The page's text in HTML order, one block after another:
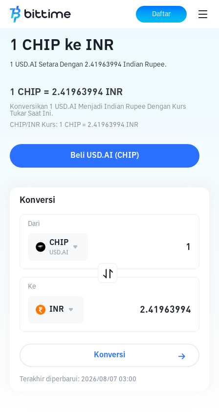
Daftar
Beranda Konverter Kripto ke INR
1 CHIP ke INR
1 USD.AI Setara Dengan 2.41963994 Indian Rupee.
1 CHIP = 2.41963994 INR
Konversikan 1 USD.AI Menjadi Indian Rupee Dengan Kurs
Tukar Saat Ini.
CHIP/INR Kurs: 1 CHIP = 2.41963994 INR
Beli USD.AI (CHIP)
Konversi
Dari
CHIP
USD.AI
Ke
INR
Konversi
Terakhir diperbarui: 2026/08/07 03:00